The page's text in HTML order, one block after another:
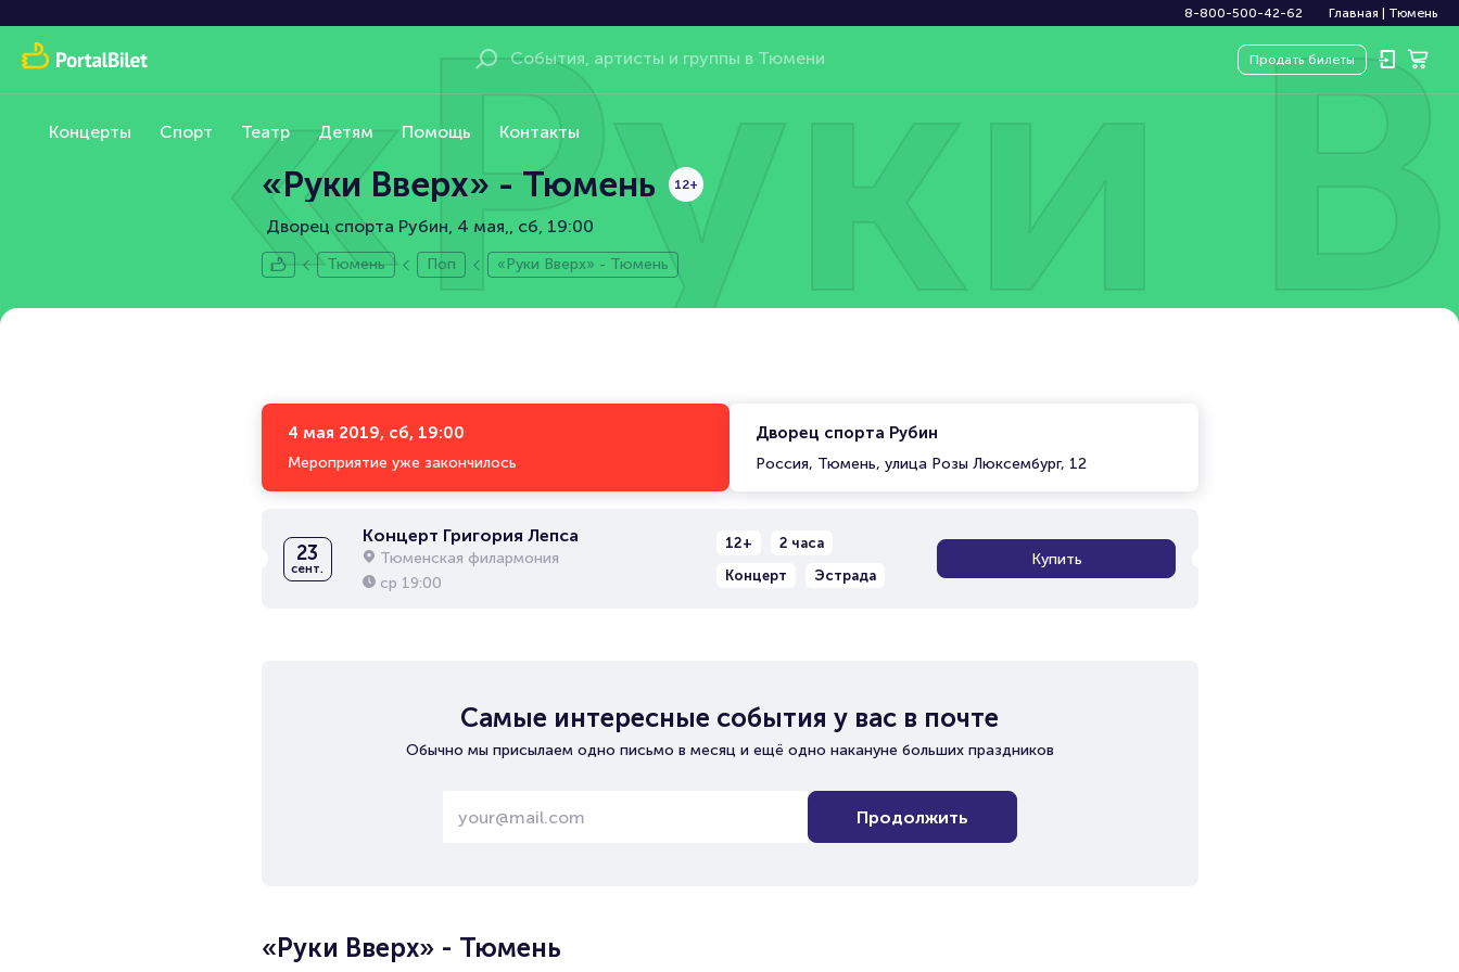
8-800-500-42-62 Главная Тюмень
Продать билеты
Концерты Спорт Театр Детям Помощь Контакты
«Руки
«Руки Вверх» - Тюмень
Дворец спорта Рубин, 4 мая,
12+
сб, 19:00
Тюмень Поп «Руки Вверх» - Тюмень
4 мая 2019, сб, 19:00
Мероприятие уже закончилось
Дворец спорта Рубин
Россия, Тюмень, улица Розы Люксембург, 12
23
сент.
Концерт Григория Лепса
Тюменская филармония
ср 19:00
12+
2 часа
Концерт
Эстрада
Купить
Самые интересные события у вас в почте
Обычно мы присылаем одно письмо в месяц и ещё одно накануне больших праздников
Продолжить
«Руки Вверх» - Тюмень